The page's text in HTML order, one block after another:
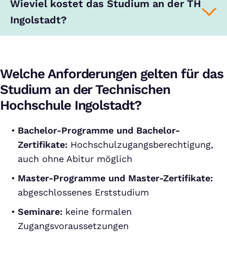
Wieviel kostet das Studium an der TH
Ingolstadt?
Welche Anforderungen gelten für das
Studium an der Technischen
Hochschule Ingolstadt?
Bachelor-Programme und Bachelor-
Zertifikate: Hochschulzugangsberechtigung,
auch ohne Abitur möglich
Master-Programme und Master-Zertifikate:
abgeschlossenes Erststudium
Seminare: keine formalen
Zugangsvoraussetzungen